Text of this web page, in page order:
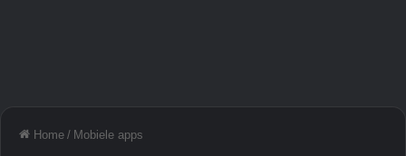
Home / Mobiele apps